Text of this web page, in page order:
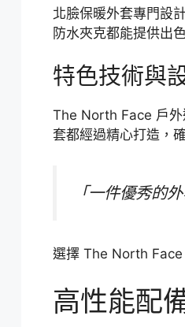
北臉保暖外套專門設
防水夾克都能提供出
特色技術與
The North Face 戶外
套都經過精心打造，
「一件優秀的
選擇 The North Face
高性能配